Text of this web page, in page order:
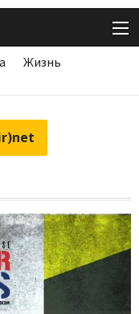
Жизнь